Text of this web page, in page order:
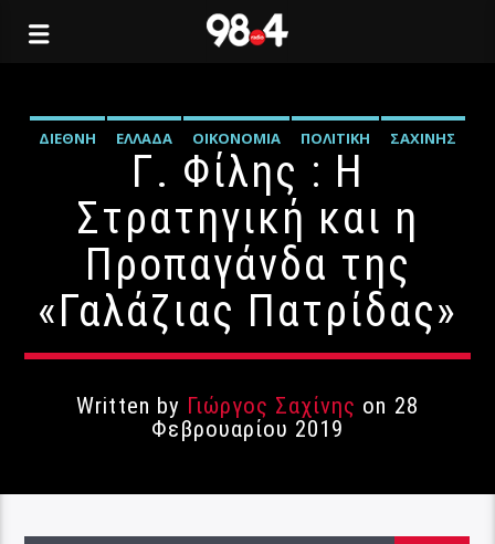
ΔΙΕΘΝΉ ΕΛΛΆΔΑ ΟΙΚΟΝΟΜΊΑ ΠΟΛΙΤΙΚΉ ΣΑΧΊΝΗΣ
Γ. Φίλης : Η
Στρατηγική και η
Προπαγάνδα της
«Γαλάζιας Πατρίδας»
Written by Γιώργος Σαχίνης on 28
Φεβρουαρίου 2019